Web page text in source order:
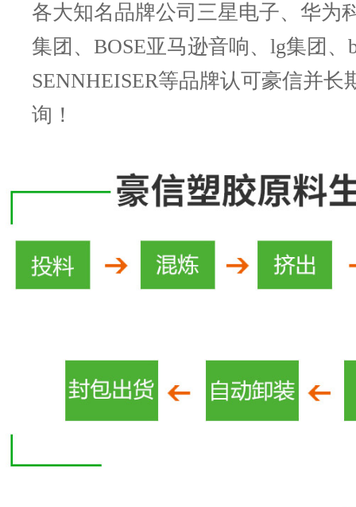
各大知名品牌公司三星电子、华为
集团、BOSE亚马逊音响、lg集团、
SENNHEISER等品牌认可豪信并长
询！